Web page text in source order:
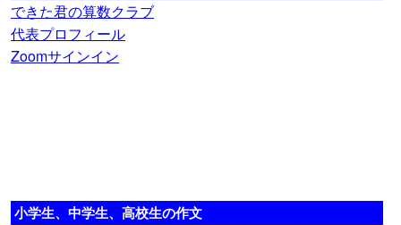
できた君の算数クラブ
代表プロフィール
Zoomサインイン
小学生、中学生、高校生の作文